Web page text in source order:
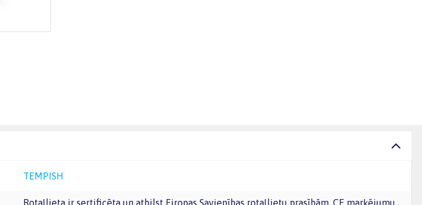
TEMPISH
Rotaļlieta ir sertificēta un atbilst Eiropas Savienības rotaļlietu prasībām. CE marķējumu